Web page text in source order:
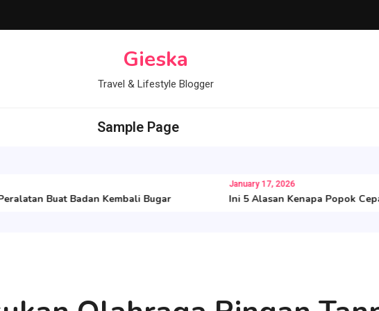
Gieska
Travel & Lifestyle Blogger
Sample Page
Buat Badan Kembali Bugar
January 17, 2026
Ini 5 Alasan Kenapa Popok Cepat